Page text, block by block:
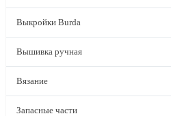
Выкройки Burda
Вышивка ручная
Вязание
Запасные части